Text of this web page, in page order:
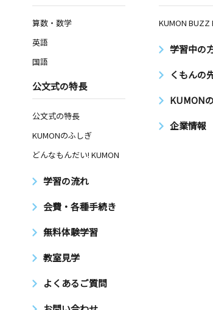
算数・数学
英語
国語
公文式の特長
公文式の特長
KUMONのふしぎ
どんなもんだい! KUMON
学習の流れ
会費・各種手続き
無料体験学習
教室見学
よくあるご質問
KUMON BUZZ
学習中の
くもんの
KUMON
企業情報